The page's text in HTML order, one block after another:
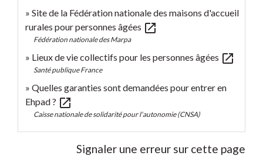
Site de la Fédération nationale des maisons d'accueil
rurales pour personnes âgées open_in_new
Fédération nationale des Marpa
Lieux de vie collectifs pour les personnes âgées open_in_new
Santé publique France
Quelles garanties sont demandées pour entrer en
Ehpad ? open_in_new
Caisse nationale de solidarité pour l'autonomie (CNSA)
Signaler une erreur sur cette page